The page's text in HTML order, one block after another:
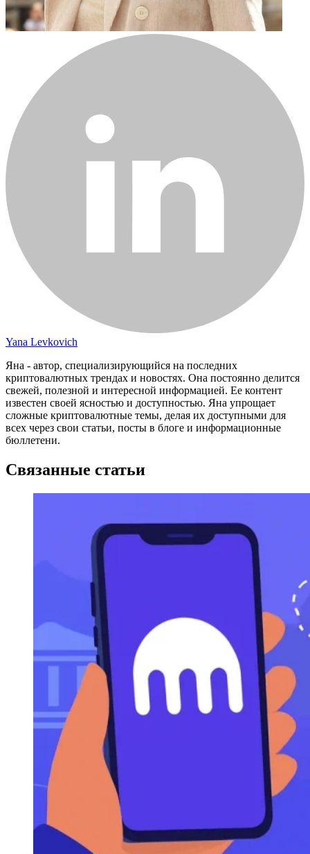
Yana Levkovich
Яна - автор, специализирующийся на последних
криптовалютных трендах и новостях. Она постоянно делится
свежей, полезной и интересной информацией. Ее контент
известен своей ясностью и доступностью. Яна упрощает
сложные криптовалютные темы, делая их доступными для
всех через свои статьи, посты в блоге и информационные
бюллетени.
Связанные статьи